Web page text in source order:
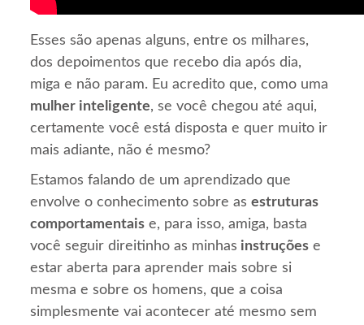
Esses são apenas alguns, entre os milhares,
dos depoimentos que recebo dia após dia,
miga e não param. Eu acredito que, como uma
mulher inteligente, se você chegou até aqui,
certamente você está disposta e quer muito ir
mais adiante, não é mesmo?
Estamos falando de um aprendizado que
envolve o conhecimento sobre asestruturas
comportamentais e, para isso, amiga, basta
você seguir direitinho as minhas instruções e
estar aberta para aprender mais sobre si
mesma e sobre os homens, que a coisa
simplesmente vai acontecer até mesmo sem